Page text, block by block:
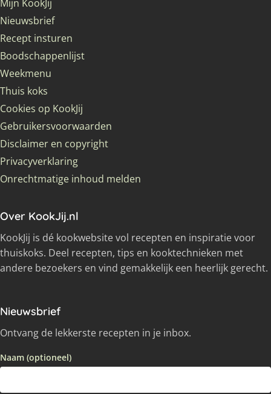
Mijn KookJij
Nieuwsbrief
Recept insturen
Boodschappenlijst
Weekmenu
Thuis koks
Cookies op KookJij
Gebruikersvoorwaarden
Disclaimer en copyright
Privacyverklaring
Onrechtmatige inhoud melden
Over KookJij.nl
KookJij is dé kookwebsite vol recepten en inspiratie voor
thuiskoks. Deel recepten, tips en kooktechnieken met
andere bezoekers en vind gemakkelijk een heerlijk gerecht.
Nieuwsbrief
Ontvang de lekkerste recepten in je inbox.
Naam (optioneel)